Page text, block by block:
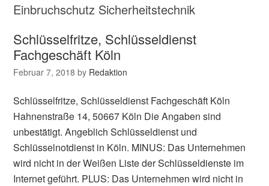
Einbruchschutz Sicherheitstechnik
Schlüsselfritze, Schlüsseldienst
Fachgeschäft Köln
Februar 7, 2018 by Redaktion
Schlüsselfritze, Schlüsseldienst Fachgeschäft Köln
Hahnenstraße 14, 50667 Köln Die Angaben sind
unbestätigt. Angeblich Schlüsseldienst und
Schlüsselnotdienst in Köln. MINUS: Das Unternehmen
wird nicht in der Weißen Liste der Schlüsseldienste im
Internet geführt. PLUS: Das Unternehmen wird nicht in